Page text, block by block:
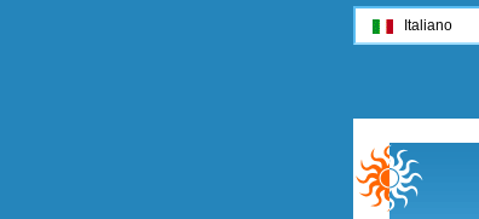
Italiano